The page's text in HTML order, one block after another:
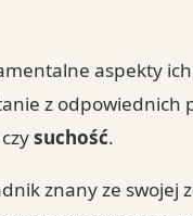
aspekty
z odpowiednich
czysuchość.
znany ze swojej